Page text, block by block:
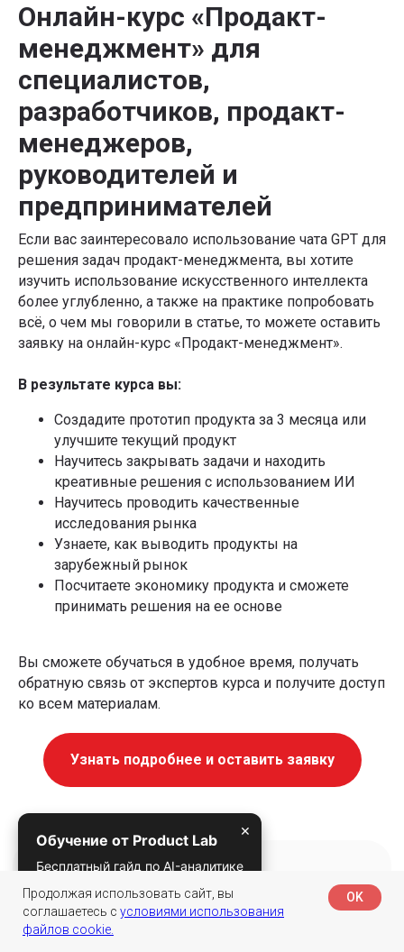
Онлайн-курс «Продакт-
менеджмент» для
специалистов,
разработчиков, продакт-
менеджеров,
руководителей и
предпринимателей
Если вас заинтересовало использование чата GPT для
решения задач продакт-менеджмента, вы хотите
изучить использование искусственного интеллекта
более углубленно, а также на практике попробовать
всё, о чем мы говорили в статье, то можете оставить
заявку на онлайн-курс «Продакт-менеджмент».
В результате курса вы:
Создадите прототип продукта за 3 месяца или
улучшите текущий продукт
Научитесь закрывать задачи и находить
креативные решения с использованием ИИ
Научитесь проводить качественные
исследования рынка
Узнаете, как выводить продукты на
зарубежный рынок
Посчитаете экономику продукта и сможете
принимать решения на ее основе
Вы сможете обучаться в удобное время, получать
обратную связь от экспертов курса и получите доступ
ко всем материалам.
Узнать подробнее и оставить заявку
Продолжая использовать сайт, вы
соглашаетесь с условиями использования
файлов cookie.
OK
Обучение от Product Lab
Бесплатный гайд по AI-аналитике
ИИ для работы с продуктом
×